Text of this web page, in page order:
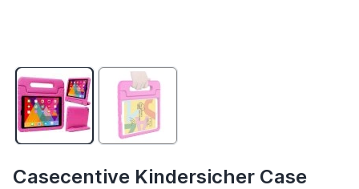
Casecentive Kindersicher Case